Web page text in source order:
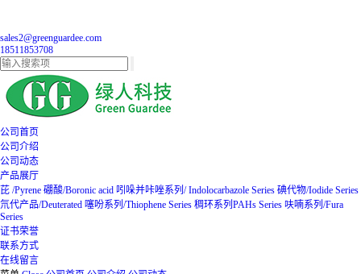
sales2@greenguardee.com
18511853708
公司首页
公司介绍
公司动态
产品展厅
芘 /Pyrene 硼酸/Boronic acid 吲哚并咔唑系列/ Indolocarbazole Series 碘代物/Iodide Series
氘代产品/Deuterated 噻吩系列/Thiophene Series 稠环系列PAHs Series 呋喃系列/Fura
Series
证书荣誉
联系方式
在线留言